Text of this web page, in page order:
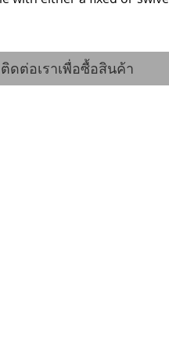
ติดต่อเราเพื่อซื้อสินค้า